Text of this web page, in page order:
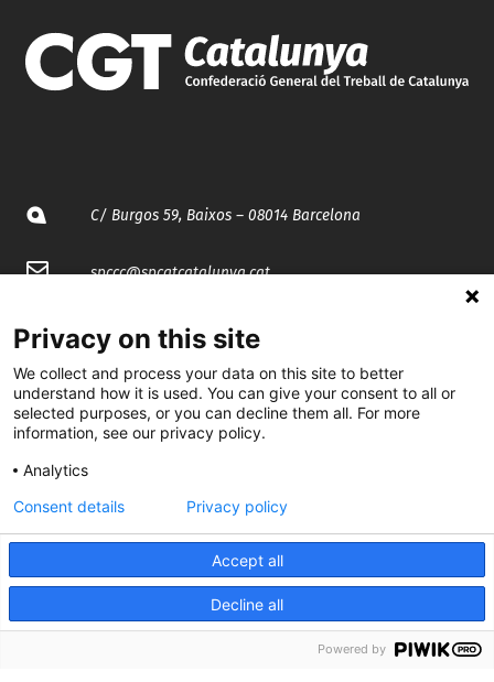
C/ Burgos 59, Baixos – 08014 Barcelona
spccc@spcgtcatalunya.cat
@CGTCatalunya
cgtcatalunya
CGTCatalunya
cgtcatalunya
Desenvolupat per
Privacy on this site
We collect and process your data on this site to better
understand how it is used. You can give your consent to all or
selected purposes, or you can decline them all. For more
information, see our privacy policy.
Analytics
Accept all
Decline all
Consent details Privacy policy
Powered by